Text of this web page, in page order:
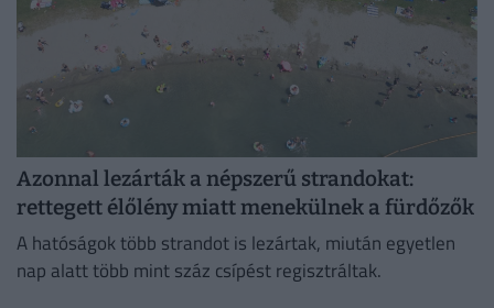
Azonnal lezárták a népszerű strandokat:
rettegett élőlény miatt menekülnek a fürdőzők
A hatóságok több strandot is lezártak, miután egyetlen
nap alatt több mint száz csípést regisztráltak.